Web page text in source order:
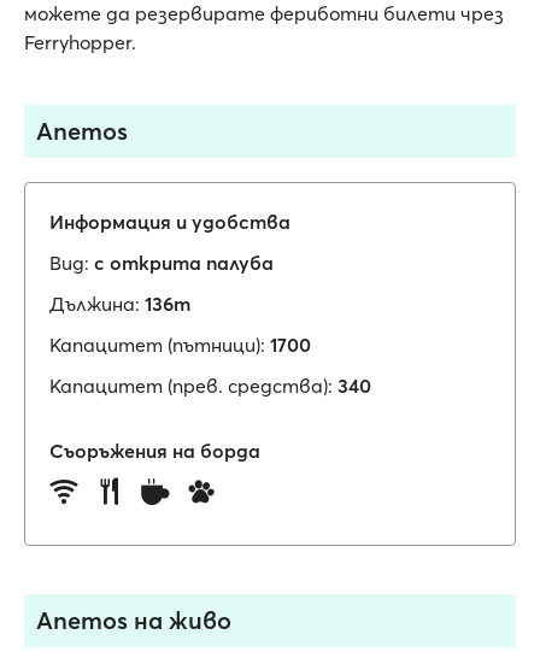
можете да резервирате фериботни билети чрез
Ferryhopper.
Anemos
Информация и удобства
Вид: с открита палуба
Дължина: 136m
Капацитет (пътници): 1700
Капацитет (прев. средства): 340
Съоръжения на борда
Anemos на живо